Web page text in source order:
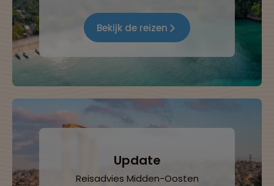
Bekijk de reizen
Update
Reisadvies Midden-Oosten